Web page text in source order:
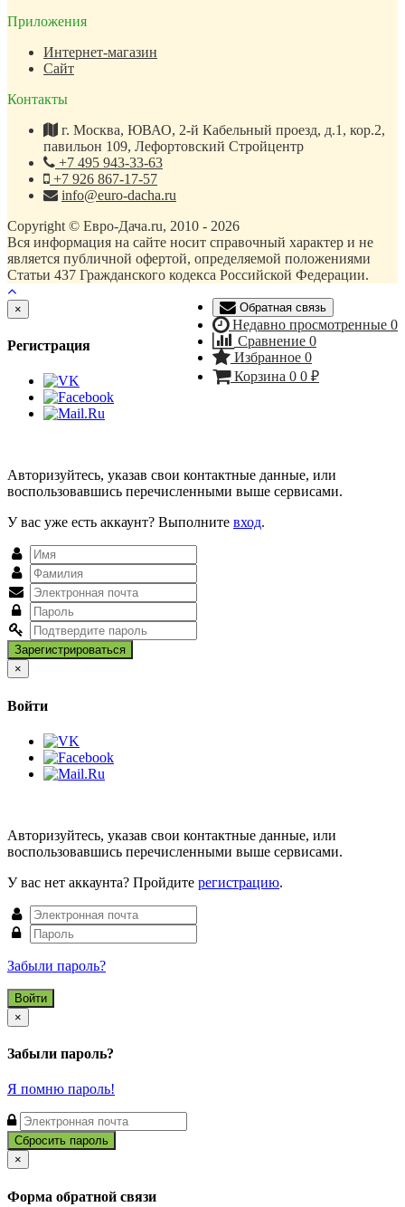
Приложения
Интернет-магазин
Сайт
Контакты
г. Москва, ЮВАО, 2-й Кабельный проезд, д.1, кор.2,
павильон 109, Лефортовский Стройцентр
+7 495 943-33-63
+7 926 867-17-57
info@euro-dacha.ru
Copyright © Евро-Дача.ru, 2010 - 2026
Вся информация на сайте носит справочный характер и не
является публичной офертой, определяемой положениями
Статьи 437 Гражданского кодекса Российской Федерации.
Обратная связь
Недавно просмотренные 0
Сравнение 0
Избранное 0
Корзина 0 0 ₽
×
Регистрация
Авторизуйтесь, указав свои контактные данные, или
воспользовавшись перечисленными выше сервисами.
У вас уже есть аккаунт? Выполните вход.
×
Войти
Авторизуйтесь, указав свои контактные данные, или
воспользовавшись перечисленными выше сервисами.
У вас нет аккаунта? Пройдите регистрацию.
Забыли пароль?
×
Забыли пароль?
Я помню пароль!
×
Форма обратной связи